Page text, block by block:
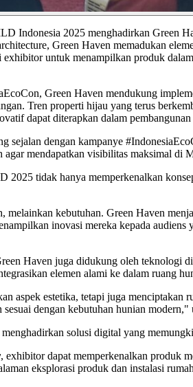
Indonesia 2025 menghadirkan Green
Green Haven memadukan
untuk menampilkan produk
Green Haven mendukung
Tren properti hijau yang terus
dapat diterapkan dalam pembangunan
sejalan dengan kampanye
agar mendapatkan visibilitas maksimal di
tidak hanya memperkenalkan
melainkan kebutuhan. Green Haven
inovasi mereka kepada
Haven juga didukung oleh teknologi
elemen alami ke dalam ruang
aspek estetika, tetapi juga
dengan kebutuhan hunian
solusi digital yang
, exhibitor dapat memperkenalkan produk
eksplorasi produk dan instalasi